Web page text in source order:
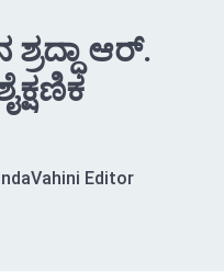
ಆರ್.
Editor